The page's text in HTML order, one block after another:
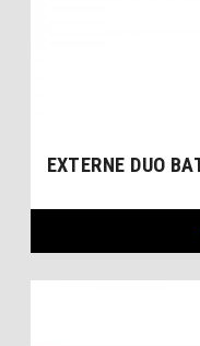
EXTERNE DUO